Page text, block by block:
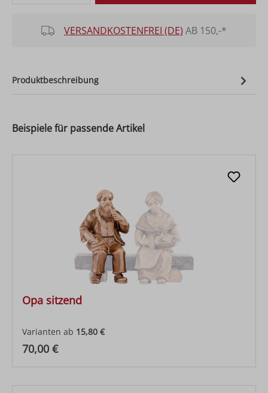
VERSANDKOSTENFREI (DE) AB 150,-*
Produktbeschreibung
Beispiele für passende Artikel
Opa sitzend
Varianten ab 15,80 €
Regulärer Preis:
70,00 €